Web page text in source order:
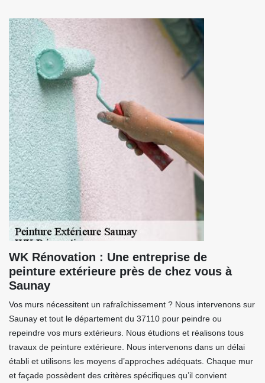
WK Rénovation : Une entreprise de
peinture extérieure près de chez vous à
Saunay
Vos murs nécessitent un rafraîchissement ? Nous intervenons sur
Saunay et tout le département du 37110 pour peindre ou
repeindre vos murs extérieurs. Nous étudions et réalisons tous
travaux de peinture extérieure. Nous intervenons dans un délai
établi et utilisons les moyens d’approches adéquats. Chaque mur
et façade possèdent des critères spécifiques qu’il convient